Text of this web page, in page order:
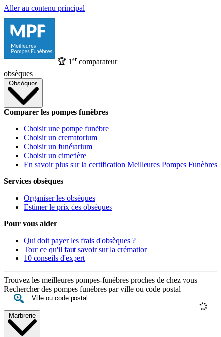
Aller au contenu principal
🏆 1 ercomparateur
obsèques
Obsèques
Comparer les pompes funèbres
Choisir une pompe funèbre
Choisir un crematorium
Choisir un funérarium
Choisir un cimetière
En savoir plus sur la certification Meilleures Pompes Funèbres
Services obsèques
Organiser les obsèques
Estimer le prix des obsèques
Pour vous aider
Qui doit payer les frais d'obsèques ?
Tout ce qu'il faut savoir sur la crémation
10 conseils d'expert
Trouvez les meilleures pompes-funèbres proches de chez vous
Rechercher des pompes funèbres par ville ou code postal
Marbrerie